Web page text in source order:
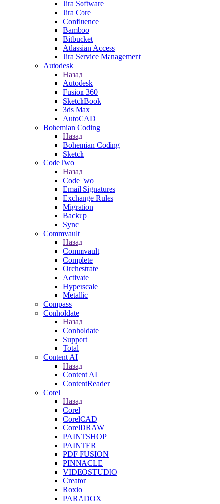
Jira Software
Jira Core
Confluence
Bamboo
Bitbucket
Atlassian Access
Jira Service Management
Autodesk
Назад
Autodesk
Fusion 360
SketchBook
3ds Max
AutoCAD
Bohemian Coding
Назад
Bohemian Coding
Sketch
CodeTwo
Назад
CodeTwo
Email Signatures
Exchange Rules
Migration
Backup
Sync
Commvault
Назад
Commvault
Complete
Orchestrate
Activate
Hyperscale
Metallic
Compass
Conholdate
Назад
Conholdate
Support
Total
Content AI
Назад
Content AI
ContentReader
Corel
Назад
Corel
CorelCAD
CorelDRAW
PAINTSHOP
PAINTER
PDF FUSION
PINNACLE
VIDEOSTUDIO
Creator
Roxio
PARADOX